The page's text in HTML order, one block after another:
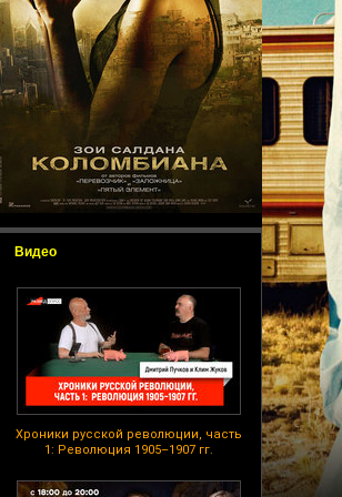
Видео
Хроники русской революции, часть
1: Революция 1905–1907 гг.